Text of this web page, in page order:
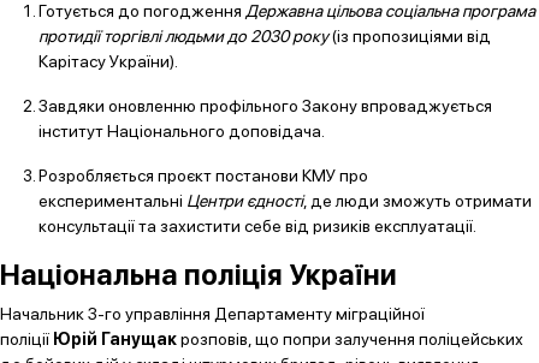
Готується до погодження Державна цільова соціальна програма
протидії торгівлі людьми до 2030 року(із пропозиціями від
Карітасу України).
Завдяки оновленню профільного Закону впроваджується
інститут Національного доповідача.
Розробляється проєкт постанови КМУ про
експериментальні Центри єдності, де люди зможуть отримати
консультації та захистити себе від ризиків експлуатації.
Національна поліція України
Начальник 3-го управління Департаменту міграційної
поліції Юрій Ганущакрозповів, що попри залучення поліцейських